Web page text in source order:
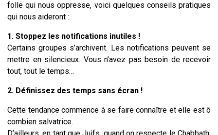
folle qui nous oppresse, voici quelques conseils pratiques
qui nous aideront :
1. Stoppez les notifications inutiles !
Certains groupes s’archivent. Les notifications peuvent se
mettre en silencieux. Vous n’avez pas besoin de recevoir
tout, tout le temps…
2. Définissez des temps sans écran !
Cette tendance commence à se faire connaître et elle est ô
combien salvatrice.